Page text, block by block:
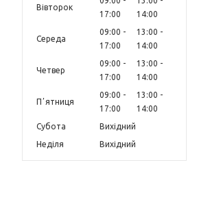
Вівторок
17:00
14:00
Середа
09:00
17:00
13:00
14:00
Четвер
09:00
17:00
13:00
14:00
Пʼятниця
09:00
17:00
13:00
14:00
Субота
Вихідний
Неділя
Вихідний